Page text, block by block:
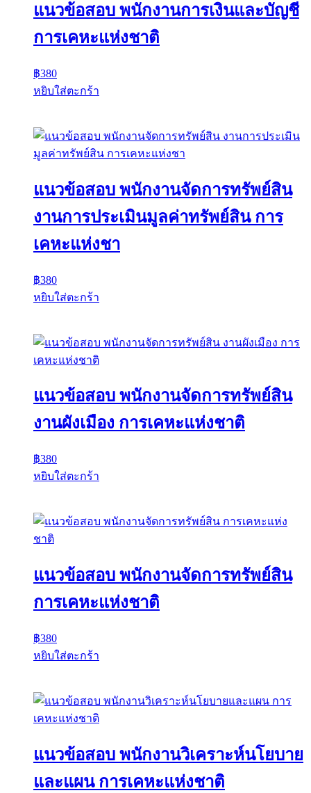
แนวข้อสอบ พนักงานการเงินและบัญชี
การเคหะแห่งชาติ
฿380
หยิบใส่ตะกร้า
แนวข้อสอบ พนักงานจัดการทรัพย์สิน
งานการประเมินมูลค่าทรัพย์สิน การ
เคหะแห่งชา
฿380
หยิบใส่ตะกร้า
แนวข้อสอบ พนักงานจัดการทรัพย์สิน
งานผังเมือง การเคหะแห่งชาติ
฿380
หยิบใส่ตะกร้า
แนวข้อสอบ พนักงานจัดการทรัพย์สิน
การเคหะแห่งชาติ
฿380
หยิบใส่ตะกร้า
แนวข้อสอบ พนักงานวิเคราะห์นโยบาย
และแผน การเคหะแห่งชาติ